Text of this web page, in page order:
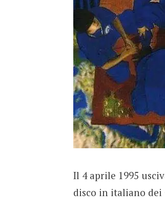
Il 4 aprile 1995
disco in italiano dei